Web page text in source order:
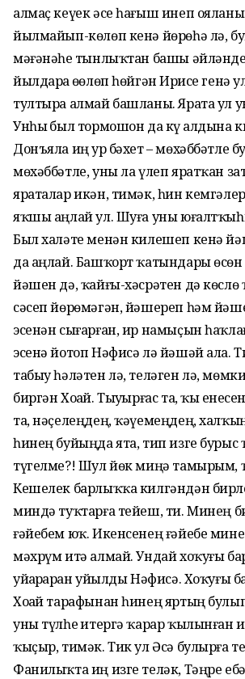
алмаҫ кеүек әсе һағыш инеп ояланы.
йылмайып-көлөп кенә йөрөһә лә,
мәғәнәһеҙ тынлыҡтан башы
йылдарҙа өҙөлөп һөйгән Иҙрисе
тултыра алмай башланы. Ярата ул
Унһыҙ был тормошон да күҙ алдына
Донъяла иң ҙур бәхет – мөхәббәтле
мөхәббәтле, уны ла үлеп яратҡан
яраталар икән, тимәк, һин
яҡшы аңлай ул. Шуға уны
Был халәте менән килешеп кенә
да аңлай. Башҡорт ҡатындары өсөн
йәшен дә, ҡайғы-хәсрәтен дә көслө
сәсеп йөрөмәгән, йәшереп һәм
эсенән сығарған, ир намыҫын
эсенә йотоп Нәфисә лә йәшәй ала.
табыу һәләтен лә, теләген лә,
биргән Хоҙай. Тыуҙырғас та, ҡыҙ
та, нәҫелеңдең, ҡәүемеңдең,
һинең буйыңда ята, тип изге бурыс
түгелме?! Шул йөк миңә
Кешелек барлыҡҡа килгәндән
миндә туҡтарға тейеш, ти. Минең
ғәйебем юҡ. Икенсенең ғәйебе мине
мәхрүм итә алмай. Ундай хоҡуғы
уйҙарҙарҙан уйылды Нәфисә. Хоҡуғы
Хоҙай тарафынан һинең яртың
уны түлһеҙ итергә ҡарар ҡылынған
ҡыҫыр, тимәк. Тик ул Әсә булырға
Фанилыҡта иң изге теләк, Тәңре